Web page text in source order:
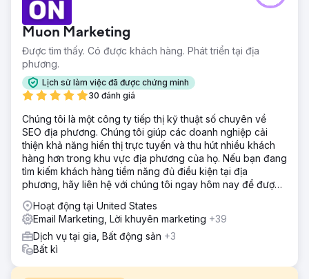
Muon Marketing
Được tìm thấy. Có được khách hàng. Phát triển tại địa
phương.
Lịch sử làm việc đã được chứng minh
30 đánh giá
Chúng tôi là một công ty tiếp thị kỹ thuật số chuyên về
SEO địa phương. Chúng tôi giúp các doanh nghiệp cải
thiện khả năng hiển thị trực tuyến và thu hút nhiều khách
hàng hơn trong khu vực địa phương của họ. Nếu bạn đang
tìm kiếm khách hàng tiềm năng đủ điều kiện tại địa
phương, hãy liên hệ với chúng tôi ngay hôm nay để được
Hoạt động tại United States
Email Marketing, Lời khuyên marketing +39
Dịch vụ tại gia, Bất động sản +3
Bất kì